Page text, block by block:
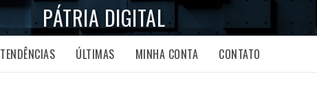
PÁTRIA DIGITAL
TENDÊNCIAS ÚLTIMAS MINHA CONTA CONTATO